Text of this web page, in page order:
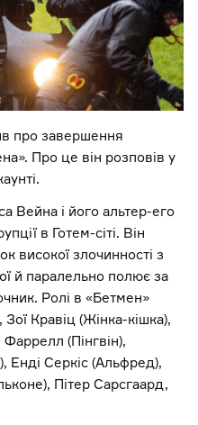
про завершення
Про це він розповів у
Вейна і його альтер-его
в Готем-сіті. Він
високої злочинності з
й паралельно полює за
Ролі в «Бетмен»
Кравіц (Жінка-кішка),
(Пінгвін),
Серкіс (Альфред),
Пітер Сарсгаард,